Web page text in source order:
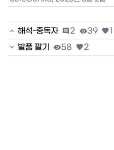
 해석-중독자 2 39 1
 발품 팔기 58 2